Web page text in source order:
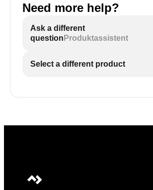
Need more help?
Ask a different
question Produktassistent
Select a different product